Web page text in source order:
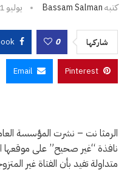
كتبهBassam Salman يوليو 1, 2026
شاركها 0
Pinterest
Email
الرمثا نت – نشرت المؤسسة
نافذة “غير صحيح” على موقعها
متداولة تفيد بأن الفتاة غير